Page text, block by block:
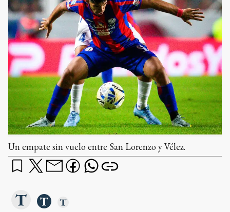
Un empate sin vuelo entre San Lorenzo y Vélez.